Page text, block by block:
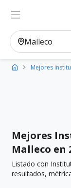
Mejores
Mejores
Malleco en
Listado con
resultados,